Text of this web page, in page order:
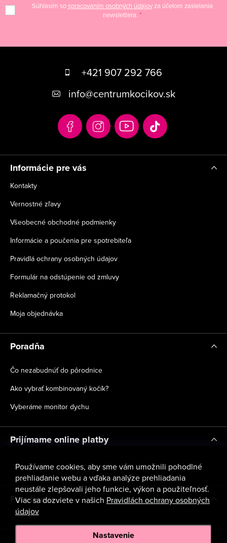
Používame cookies, aby sme vám umožnili pohodlné
prehliadanie webu a vďaka analýze prehliadania
neustále zlepšovali jeho funkcie, výkon a použiteľnosť.
Viac sa dozviete v našich Pravidlách ochrany osobných
údajov
Nastavenie
Súhlasím sospracovaním osobných údajovza účelom zasielania
newslettera.
e
+421 907 292 766
info@centrumkocikov.sk
Informácie pre vás
Kontakty
Vernostné zľavy
Všeobecné obchodné podmienky
Informácie a poučenia pre spotrebiteľa
Pravidlá ochrany osobných údajov
Formulár na odstúpenie od zmluvy
Reklamačný protokol
Moja objednávka
Poradňa
Čo nezabudnúť do pôrodnice
Ako vybrať kombinovaný kočík?
Vyberáme monitor dychu
Prijímame online platby
Facebook